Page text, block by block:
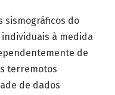
sismográficos do
à medida
de
terremotos
de dados